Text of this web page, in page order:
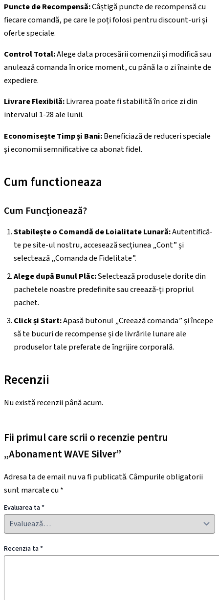
Puncte de Recompensă:Câștigă puncte de recompensă cu
fiecare comandă, pe care le poți folosi pentru discount-uri și
oferte speciale.
Control Total:Alege data procesării comenzii și modifică sau
anulează comanda în orice moment, cu până la o zi înainte de
expediere.
Livrare Flexibilă:Livrarea poate fi stabilită în orice zi din
intervalul 1-28 ale lunii.
Economisește Timp și Bani:Beneficiază de reduceri speciale
și economii semnificative ca abonat fidel.
Cum functioneaza
Cum Funcționează?
Stabilește o Comandă de Loialitate Lunară:Autentifică-
te pe site-ul nostru, accesează secțiunea „Cont” și
selectează „Comanda de Fidelitate”.
Alege după Bunul Plăc:Selectează produsele dorite din
pachetele noastre predefinite sau creează-ți propriul
pachet.
Click și Start:Apasă butonul „Creează comanda” și începe
să te bucuri de recompense și de livrările lunare ale
produselor tale preferate de îngrijire corporală.
Recenzii
Nu există recenzii până acum.
Fii primul care scrii o recenzie pentru
„Abonament WAVE Silver”
Adresa ta de email nu va fi publicată.Câmpurile obligatorii
sunt marcate cu*
Evaluarea ta*
Recenzia ta*